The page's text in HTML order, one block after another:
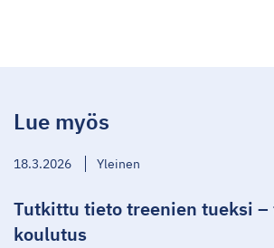
Lue myös
18.3.2026 Yleinen
Tutkittu tieto treenien tueksi
koulutus